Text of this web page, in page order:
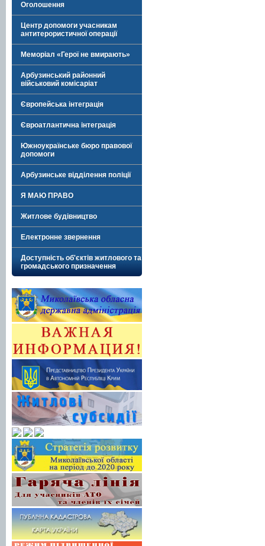
Оголошення
Центр допомоги учасникам
антитерористичної операції
Меморіал «Герої не вмирають»
Арбузинський районний
військовий комісаріат
Європейська інтеграція
Євроатлантична інтеграція
Южноукраїнське бюро правової
допомоги
Арбузинське відділення поліції
Я МАЮ ПРАВО
Житлове будівництво
Електронне звернення
Доступність об'єктів житлового та
громадського призначення